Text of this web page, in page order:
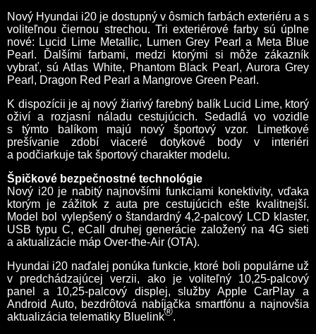
Nový Hyundai i20 je dostupný v ôsmich farbách exteriéru a s
voliteľnou čiernou strechou. Tri exteriérové farby sú úplne
nové: Lucid Lime Metallic, Lumen Grey Pearl a Meta Blue
Pearl. Ďalšími farbami, medzi ktorými si môže zákazník
vybrať, sú Atlas White, Phantom Black Pearl, Aurora Grey
Pearl, Dragon Red Pearl a Mangrove Green Pearl.
K dispozícii je aj nový žiarivý farebný balík Lucid Lime, ktorý
oživí a rozjasní náladu cestujúcich. Sedadlá vo vozidle
s týmto balíkom majú nový športový vzor. Limetkové
prešívanie zdobí viaceré dotykové body v interiéri
a podčiarkuje tak športový charakter modelu.
Špičkové bezpečnostné technológie
Nový i20 je nabitý najnovšími funkciami konektivity, vďaka
ktorým je zážitok z auta pre cestujúcich ešte kvalitnejší.
Model bol vylepšený o štandardný 4,2-palcový LCD klaster,
USB typu C, eCall druhej generácie založený na 4G sieti
a aktualizácie máp Over-the-Air (OTA).
Hyundai i20 naďalej ponúka funkcie, ktoré boli populárne už
v predchádzajúcej verzii, ako je voliteľný 10,25-palcový
panel a 10,25-palcový displej, služby Apple CarPlay a
Android Auto, bezdrôtová nabíjačka smartfónu a najnovšia
aktualizácia telematiky Bluelink®.